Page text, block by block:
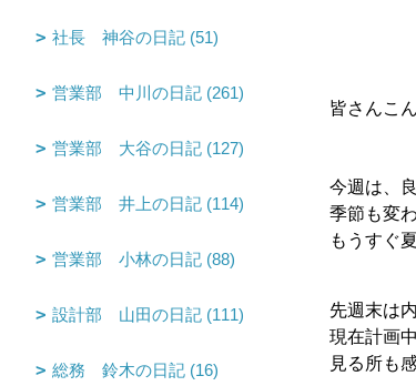
皆さんこ
今週は、
季節も変
もうすぐ
先週末は
現在計画
見る所も
社長 神谷の日記 (51)
営業部 中川の日記 (261)
営業部 大谷の日記 (127)
営業部 井上の日記 (114)
営業部 小林の日記 (88)
設計部 山田の日記 (111)
総務 鈴木の日記 (16)